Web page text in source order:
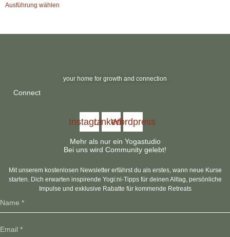
Ausführung wählen
Varianten
auf
werden
your home for growth and connection
Connect
InstagramLinkedinWordpress
Mehr als nur ein Yogastudio
Bei uns wird Community gelebt!
Mit unserem kostenlosen Newsletter erfährst du als erstes, wann neue Kurse
starten. Dich erwarten inspirende Yogi:ni-Tipps für deinen Alltag, persönliche
Impulse und exklusive Rabatte für kommende Retreats